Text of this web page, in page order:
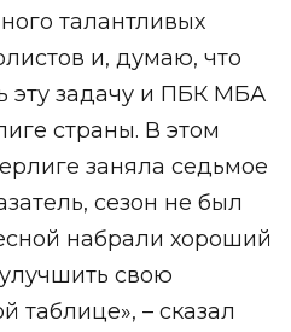
талантливых
и, думаю, что
эту задачу и ПБК МБА
страны. В этом
заняла седьмое
сезон не был
набрали хороший
свою
таблице», – сказал